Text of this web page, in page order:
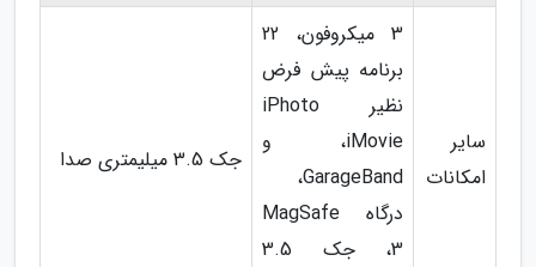
سایر
امکانات
3 میکروفون، 22
برنامه پیش فرض
نظیر iPhoto
،iMovie و
GarageBand،
درگاه MagSafe
3، جک 3.5
جک 3.5 میلیمتری صدا